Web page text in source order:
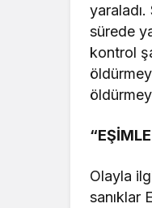
yaraladı.
sürede
kontrol
Olayla
sanıklar